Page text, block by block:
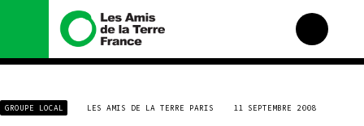
Nous connaître
Histoire
GROUPE LOCAL LES AMIS DE LA TERRE PARIS 11 SEPTEMBRE 2008